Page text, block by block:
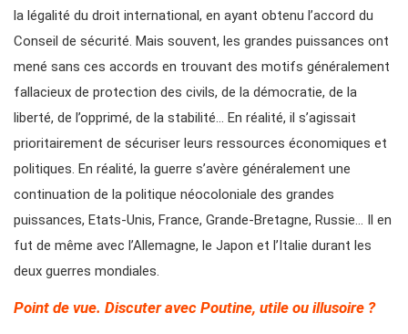
la légalité du droit international, en ayant obtenu l’accord du
Conseil de sécurité. Mais souvent, les grandes puissances ont
mené sans ces accords en trouvant des motifs généralement
fallacieux de protection des civils, de la démocratie, de la
liberté, de l’opprimé, de la stabilité… En réalité, il s’agissait
prioritairement de sécuriser leurs ressources économiques et
politiques. En réalité, la guerre s’avère généralement une
continuation de la politique néocoloniale des grandes
puissances, Etats-Unis, France, Grande-Bretagne, Russie… Il en
fut de même avec l’Allemagne, le Japon et l’Italie durant les
deux guerres mondiales.
Point de vue. Discuter avec Poutine, utile ou illusoire ?